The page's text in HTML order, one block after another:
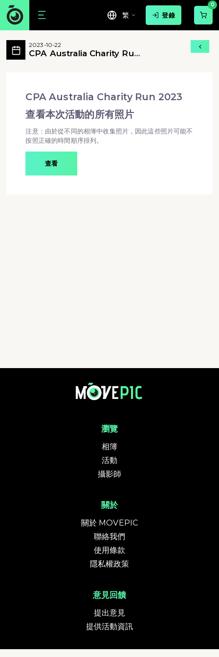
繁 登錄
0
CPA Australia Charity Run 2023
Join us on CPA Australia's annual
2023-10-22
CPA Australia Charity Run
CPA Australia Charity Run 2023
查看本次活動的所有照片
注意：由於從不同的相簿中收集照片，因此這些照片可能不
按照正確的時間順序排列。
查看
瀏覽
相簿
活動
攝影師
關於
關於 MOVEPIC
聯絡我們
使用條款
隱私權政策
意見回饋
提出意見
提供活動資訊